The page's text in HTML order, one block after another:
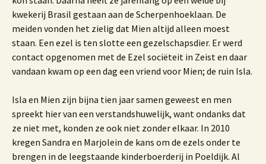
kwekerij Brasil gestaan aan de Scherpenhoeklaan. De
meiden vonden het zielig dat Mien altijd alleen moest
staan. Een ezel is ten slotte een gezelschapsdier. Er werd
contact opgenomen met de Ezel sociëteit in Zeist en daar
vandaan kwam op een dag een vriend voor Mien; de ruin Isla.
Isla en Mien zijn bijna tien jaar samen geweest en men
spreekt hier van een verstandshuwelijk, want ondanks dat
ze niet met, konden ze ook niet zonder elkaar. In 2010
kregen Sandra en Marjolein de kans om de ezels onder te
brengen in de leegstaande kinderboerderij in Poeldijk. Al